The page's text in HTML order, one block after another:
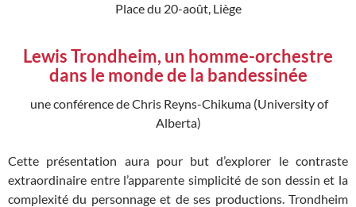
Place du 20-août, Liège
Lewis Trondheim, un homme-orchestre
dans le monde de la bandessinée
une conférence de Chris Reyns-Chikuma (University of
Alberta)
Cette présentation aura pour but d’explorer le contraste
extraordinaire entre l’apparente simplicité de son dessin et la
complexité du personnage et de ses productions. Trondheim